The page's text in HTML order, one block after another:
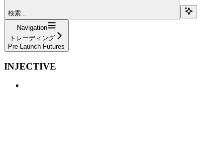
検索...
Navigation
トレーディング
Pre-Launch Futures
INJECTIVE